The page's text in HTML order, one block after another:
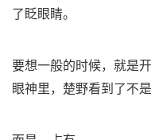
了眨眼睛。
要想一般的时候，就是
眼神里，楚野看到了不